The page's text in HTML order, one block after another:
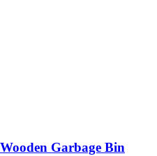
Wooden Garbage Bin